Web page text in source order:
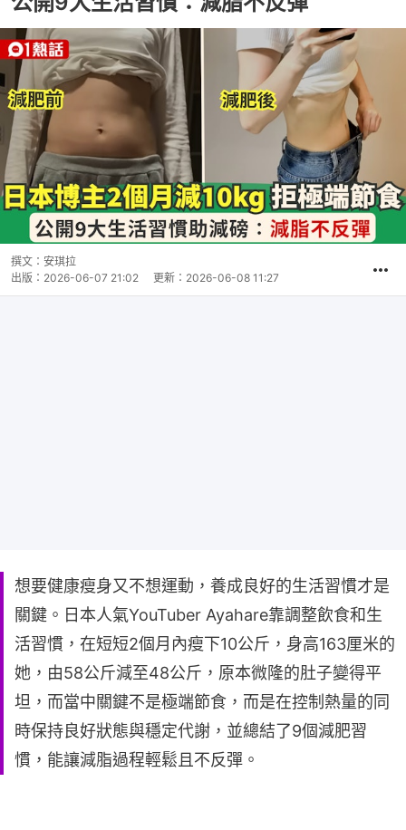
撰文： 安琪拉
出版： 2026-06-07 21:02 更新： 2026-06-08 11:27
想要健康瘦身又不想運動，養成良好的生活習慣才是
關鍵。日本人氣YouTuber Ayahare靠調整飲食和生
活習慣，在短短2個月內瘦下10公斤，身高163厘米的
她，由58公斤減至48公斤，原本微隆的肚子變得平
坦，而當中關鍵不是極端節食，而是在控制熱量的同
時保持良好狀態與穩定代謝，並總結了9個減肥習
慣，能讓減脂過程輕鬆且不反彈。